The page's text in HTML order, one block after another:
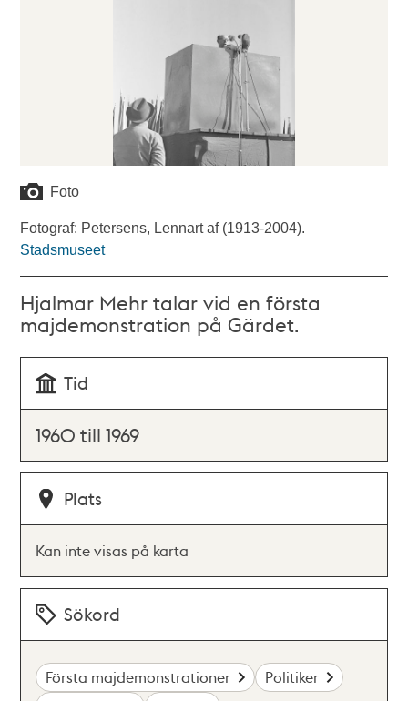
Foto
Fotograf: Petersens, Lennart af (1913-2004).
Stadsmuseet
Hjalmar Mehr talar vid en första
majdemonstration på Gärdet.
Tid
1960 till 1969
Plats
Kan inte visas på karta
Sökord
Första majdemonstrationer
Politiker